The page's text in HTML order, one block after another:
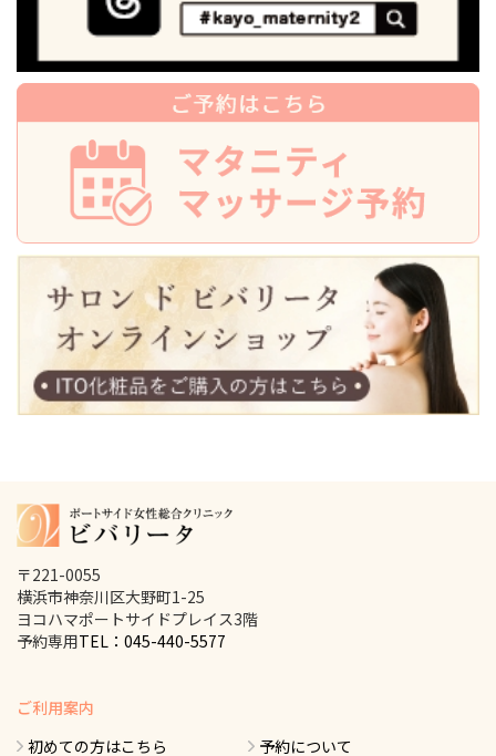
〒221-0055
横浜市神奈川区大野町1-25
ヨコハマポートサイドプレイス3階
予約専用TEL：045-440-5577
ご利用案内
初めての方はこちら
予約について